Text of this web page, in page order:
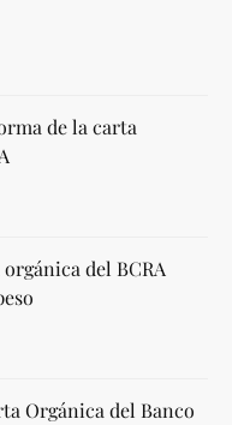
de la carta
del BCRA
Orgánica del Banco